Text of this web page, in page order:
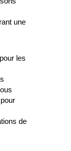
une
les
de